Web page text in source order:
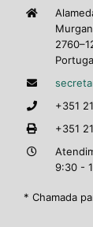
+351
+351
9:30 -
* Chamada